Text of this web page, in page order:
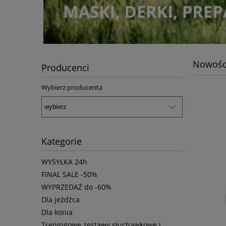
Producenci
Wybierz producenta
Kategorie
WYSYŁKA 24h
FINAL SALE -50%
WYPRZEDAŻ do -60%
Dla jeźdźca
Dla konia